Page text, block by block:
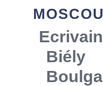
MOSCOU
Biély